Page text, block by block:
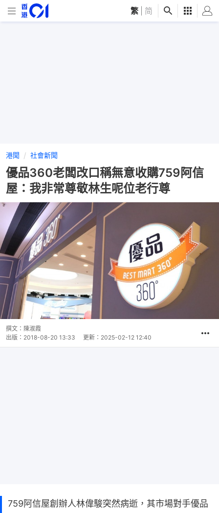
繁 简
港聞 社會新聞
優品360老闆改口稱無意收購759阿信
屋：我非常尊敬林生呢位老行尊
撰文： 陳淑霞
出版： 2018-08-20 13:33 更新： 2025-02-12 12:40
759阿信屋創辦人林偉駿突然病逝，其市場對手優品